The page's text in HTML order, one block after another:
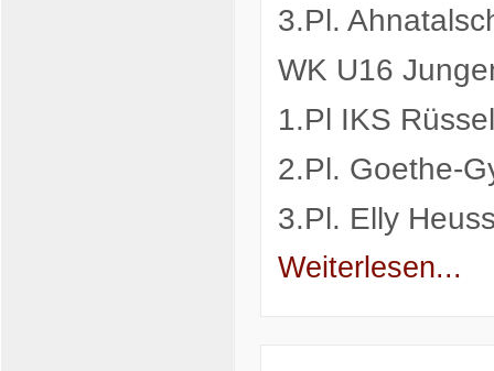
3.Pl.
WK U16
1.Pl IKS
2.Pl. Goethe-
3.Pl. Elly
Weiterlesen...